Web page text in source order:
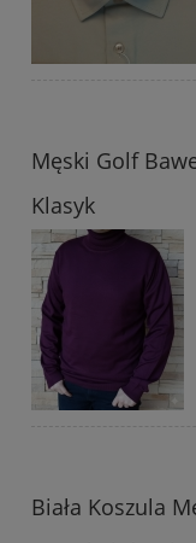
Męski Golf
Klasyk
Biała Koszula